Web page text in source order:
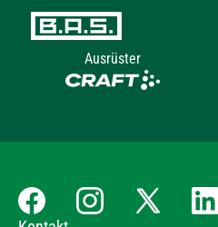
Ausrüster